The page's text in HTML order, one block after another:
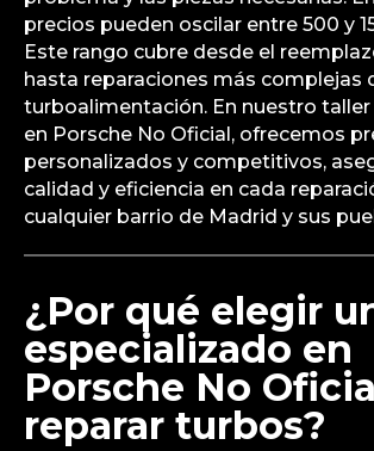
precios pueden oscilar entre 500 y
Este rango cubre desde el
hasta reparaciones más complejas
turboalimentación. En nuestro
en Porsche No Oficial, ofrecemos
personalizados y competitivos,
calidad y eficiencia en cada
cualquier barrio de Madrid y sus
¿Por qué elegir
especializado en
Porsche No
reparar turbos?